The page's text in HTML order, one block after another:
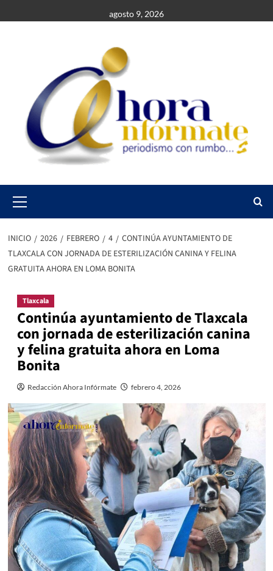
al
agosto 9, 2026
Menu
INICIO 2026 FEBRERO 4
CONTINÚA AYUNTAMIENTO DE
TLAXCALA CON JORNADA DE ESTERILIZACIÓN CANINA Y FELINA
GRATUITA AHORA EN LOMA BONITA
Tlaxcala
Continúa ayuntamiento de Tlaxcala
con jornada de esterilización canina
y felina gratuita ahora en Loma
Bonita
Redacción Ahora Infórmate febrero 4, 2026